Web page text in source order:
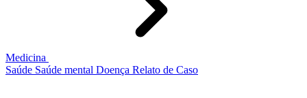
Medicina
Saúde Saúde mental Doença Relato de Caso